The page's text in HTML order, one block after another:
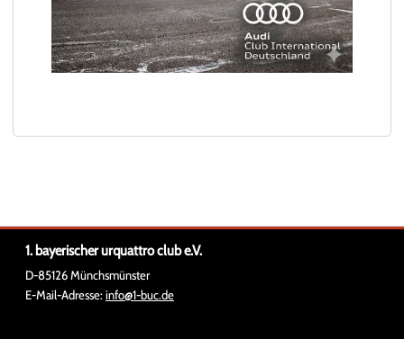
1. bayerischer urquattro club e.V.
D-85126 Münchsmünster
E-Mail-Adresse:info@1-buc.de